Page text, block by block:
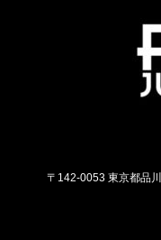
〒142-0053 東京都品